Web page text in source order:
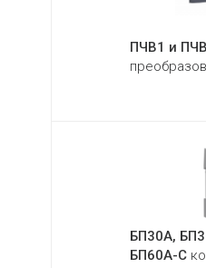
ПЧВ1 и
БП30А,
БП60А-С